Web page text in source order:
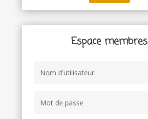
Espace membres